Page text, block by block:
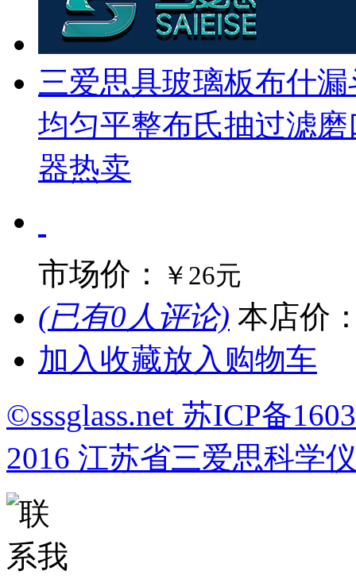
三爱思具玻璃板布什
均匀平整布氏抽过滤
器热卖
市场价： ￥26元
(已有0人评论) 本店价
加入收藏放入购物车
©sssglass.net 苏ICP备
2016 江苏省三爱思科学